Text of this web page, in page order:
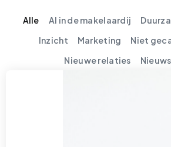
AI in de makelaardij
Inzicht
Marketing
Niet
Nieuwe relaties
Nieuws
Alle